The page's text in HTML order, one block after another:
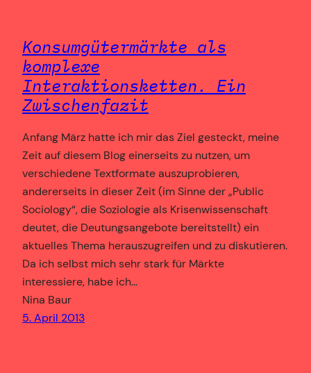
Konsumgütermärkte als
komplexe
Interaktionsketten. Ein
Zwischenfazit
Anfang März hatte ich mir das Ziel gesteckt, meine
Zeit auf diesem Blog einerseits zu nutzen, um
verschiedene Textformate auszuprobieren,
andererseits in dieser Zeit (im Sinne der „Public
Sociology“, die Soziologie als Krisenwissenschaft
deutet, die Deutungsangebote bereitstellt) ein
aktuelles Thema herauszugreifen und zu diskutieren.
Da ich selbst mich sehr stark für Märkte
interessiere, habe ich…
Nina Baur
5. April 2013